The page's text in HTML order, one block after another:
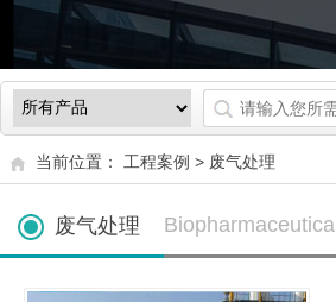
当前位置： 工程案例 > 废气处理
废气处理 Biopharmaceutical